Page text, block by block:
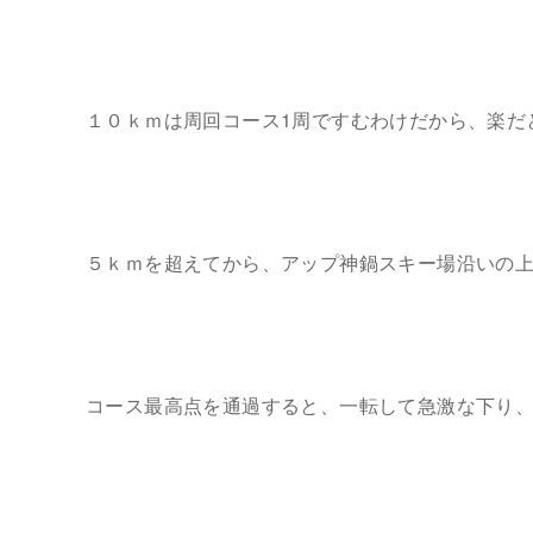
１０ｋｍは周回コース1周ですむわけだから、楽
５ｋｍを超えてから、アップ神鍋スキー場沿いの
コース最高点を通過すると、一転して急激な下り